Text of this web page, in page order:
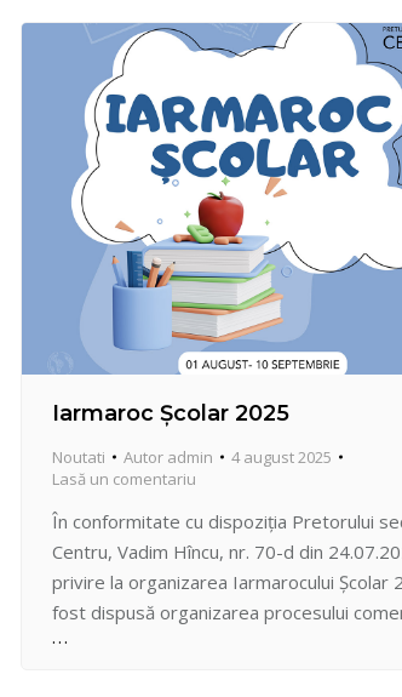
reabilitare a infrastructurii prin injectare…
Iarmaroc Școlar 2025
Noutati Autor admin
4 august 2025
Lasă un comentariu
În conformitate cu dispoziția Pretorului
Centru, Vadim Hîncu, nr. 70-d din
privire la organizarea Iarmarocului Școlar
fost dispusă organizarea procesului
rechizite școlare și de birou, precum și